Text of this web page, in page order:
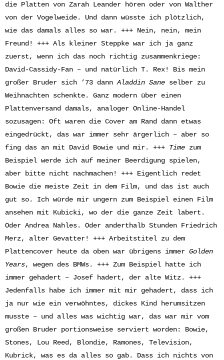
die Platten von Zarah Leander hören oder von Walther
von der Vogelweide. Und dann wüsste ich plötzlich,
wie das damals alles so war. +++ Nein, nein, mein
Freund! +++ Als kleiner Steppke war ich ja ganz
zuerst, wenn ich das noch richtig zusammenkriege:
David-Cassidy-Fan – und natürlich T. Rex! Bis mein
großer Bruder sich ’73 dannAladdin Sane selber zu
Weihnachten schenkte. Ganz modern über einen
Plattenversand damals, analoger Online-Handel
sozusagen: Oft waren die Cover am Rand dann etwas
eingedrückt, das war immer sehr ärgerlich – aber so
fing das an mit David Bowie und mir. +++ Time zum
Beispiel werde ich auf meiner Beerdigung spielen,
aber bitte nicht nachmachen! +++ Eigentlich redet
Bowie die meiste Zeit in dem Film, und das ist auch
gut so. Ich würde mir ungern zum Beispiel einen Film
ansehen mit Kubicki, wo der die ganze Zeit labert.
Oder Andrea Nahles. Oder anderthalb Stunden Friedrich
Merz, alter Gevatter! +++ Arbeitstitel zu dem
Plattencover heute da oben war übrigens immer Golden
Years, wegen des BMWs. +++ Zum Beispiel hatte ich
immer gehadert – Josef hadert, der alte Witz. +++
Jedenfalls habe ich immer mit mir gehadert, dass ich
ja nur wie ein verwöhntes, dickes Kind herumsitzen
musste – und alles was wichtig war, das war mir vom
großen Bruder portionsweise serviert worden: Bowie,
Stones, Lou Reed, Blondie, Ramones, Television,
Kubrick, was es da alles so gab. Dass ich nichts von